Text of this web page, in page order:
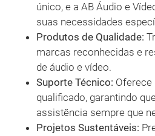
único, e a AB Áudio e
suas necessidades
Produtos de Qualidade:
marcas reconhecidas e
de áudio e vídeo.
Suporte Técnico:
qualificado, garantindo
assistência sempre que
Projetos Sustentáveis: